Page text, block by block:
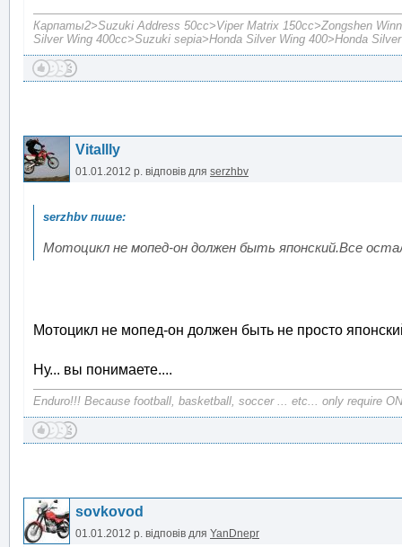
Карпаты2>Suzuki Address 50cc>Viper Matrix 150cc>Zongshen
Silver Wing 400cc>Suzuki sepia>Honda Silver Wing 400>Honda
Vitallly
01.01.2012 р. відповів для serzhbv
Мотоцикл не мопед-он должен быть японский.Все
Мотоцикл не мопед-он должен быть не просто
Ну... вы понимаете....
Enduro!!! Because football, basketball, soccer ... etc... only require
sovkovod
01.01.2012 р. відповів для YanDnepr